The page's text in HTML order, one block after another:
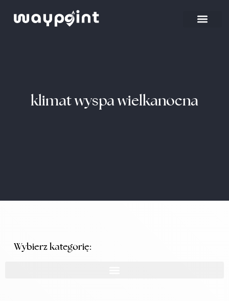
klimat wyspa wielkanocna
Wybierz kategorię: